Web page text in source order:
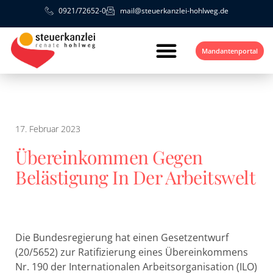
0921/72652-0 mail@steuerkanzlei-hohlweg.de
Mandantenportal
17. Februar 2023
Übereinkommen Gegen
Belästigung In Der Arbeitswelt
Die Bundesregierung hat einen Gesetzentwurf
(20/5652) zur Ratifizierung eines Übereinkommens
Nr. 190 der Internationalen Arbeitsorganisation (ILO)